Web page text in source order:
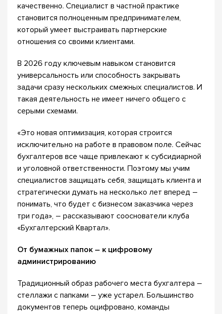
качественно. Специалист в частной практике
становится полноценным предпринимателем,
который умеет выстраивать партнерские
отношения со своими клиентами.
В 2026 году ключевым навыком становится
универсальность или способность закрывать
задачи сразу нескольких смежных специалистов. И
такая деятельность не имеет ничего общего с
серыми схемами.
«Это новая оптимизация, которая строится
исключительно на работе в правовом поле. Сейчас
бухгалтеров все чаще привлекают к субсидиарной
и уголовной ответственности. Поэтому мы учим
специалистов защищать себя, защищать клиента и
стратегически думать на несколько лет вперед –
понимать, что будет с бизнесом заказчика через
три года», – рассказывают сооснователи клуба
«Бухгалтерский Квартал».
От бумажных папок – к цифровому
администрированию
Традиционный образ рабочего места бухгалтера –
стеллажи с папками – уже устарел. Большинство
документов теперь оцифровано, команды